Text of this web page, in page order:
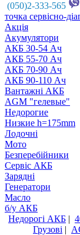
(050)2-333-565
точка сервісно-
Акцiя
Акумулятори
АКБ 30-54 Ач
АКБ 55-70 Ач
АКБ 70-90 Ач
АКБ 90-110 Ач
Вантажні АКБ
AGM "гелевые"
Недорогие
Низкие h=175mm
Лодочні
Мото
Безперебійники
Сервiс АКБ
Зарядні
Генератори
Масло
б/у АКБ
Недорогі АКБ |
Грузові |